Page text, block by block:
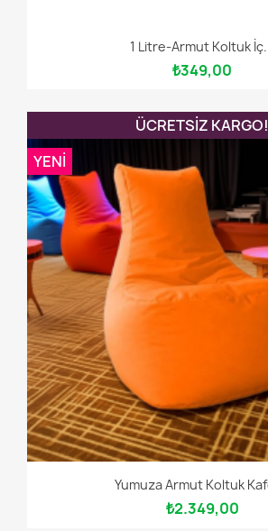
1 Litre-Armut Koltuk
₺349,00
Yumuza Armut Koltuk
₺2.349,00
ÜCRETSIZ KARGO!
YENI